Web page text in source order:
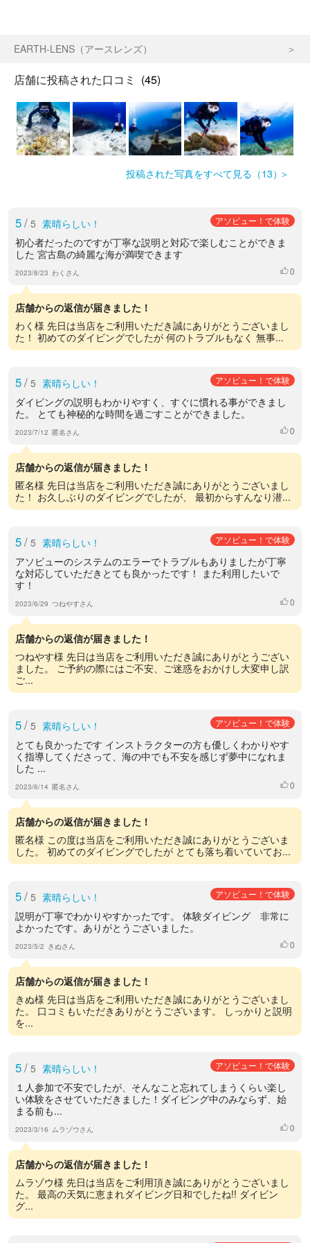
EARTH-LENS（アースレンズ）
店舗に投稿された口コミ (45)
投稿された写真をすべて見る（13）
5/ 5 素晴らしい！ アソビュー！で体験
初心者だったのですが丁寧な説明と対応で楽しむことができま
した 宮古島の綺麗な海が満喫できます
2023/8/23 わくさん いいね
0
店舗からの返信が届きました！
わく様 先日は当店をご利用いただき誠にありがとうございまし
た！ 初めてのダイビングでしたが 何のトラブルもなく 無事...
5/ 5 素晴らしい！ アソビュー！で体験
ダイビングの説明もわかりやすく、すぐに慣れる事ができまし
た。 とても神秘的な時間を過ごすことができました。
2023/7/12 匿名さん いいね
0
店舗からの返信が届きました！
匿名様 先日は当店をご利用いただき誠にありがとうございまし
た！ お久しぶりのダイビングでしたが、 最初からすんなり潜...
5/ 5 素晴らしい！ アソビュー！で体験
アソビューのシステムのエラーでトラブルもありましたが丁寧
な対応していただきとても良かったです！ また利用したいで
す！
2023/6/29 つねやすさん いいね
0
店舗からの返信が届きました！
つねやす様 先日は当店をご利用いただき誠にありがとうござい
ました。 ご予約の際にはご不安、ご迷惑をおかけし大変申し訳
ご...
5/ 5 素晴らしい！ アソビュー！で体験
とても良かったです インストラクターの方も優しくわかりやす
く指導してくださって、海の中でも不安を感じず夢中になれま
した ...
2023/6/14 匿名さん いいね
0
店舗からの返信が届きました！
匿名様 この度は当店をご利用いただき誠にありがとうございま
した。 初めてのダイビングでしたが とても落ち着いていてお...
5/ 5 素晴らしい！ アソビュー！で体験
説明が丁寧でわかりやすかったです。 体験ダイビング 非常に
よかったです。ありがとうございました。
2023/5/2 きぬさん いいね
0
店舗からの返信が届きました！
きぬ様 先日は当店をご利用いただき誠にありがとうございまし
た。 口コミもいただきありがとうございます。 しっかりと説明
を...
5/ 5 素晴らしい！ アソビュー！で体験
１人参加で不安でしたが、そんなこと忘れてしまうくらい楽し
い体験をさせていただきました！ダイビング中のみならず、始
まる前も...
2023/3/16 ムラゾウさん いいね
0
店舗からの返信が届きました！
ムラゾウ様 先日は当店をご利用頂き誠にありがとうございまし
た。 最高の天気に恵まれダイビング日和でしたね!! ダイビン
グ...